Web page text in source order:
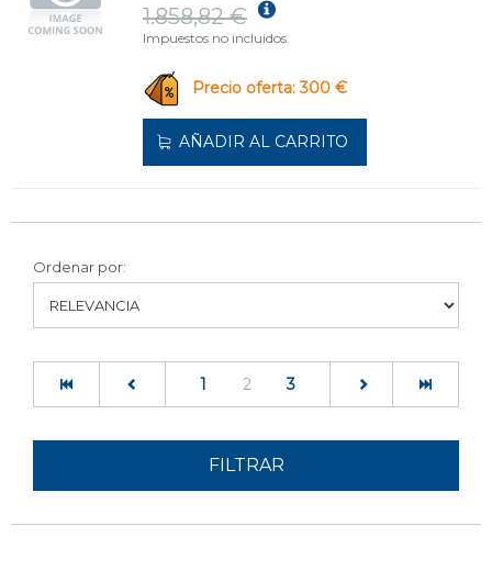
1.858,82 €
Impuestos no incluidos.
Precio oferta: 300 €
AÑADIR AL CARRITO
Ordenar por:
1 2 (current)
3
FILTRAR